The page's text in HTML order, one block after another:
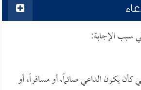
سبب الإجابة:
كأن يكون الداعي صائماً، أو مسافراً، أو